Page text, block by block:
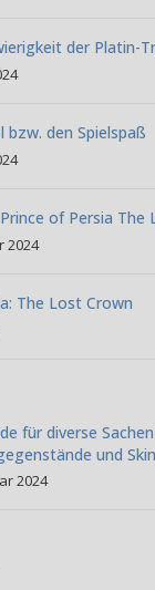
der Platin-
bzw. den Spielspaß
of Persia The
2024
The Lost Crown
für diverse
und
2024